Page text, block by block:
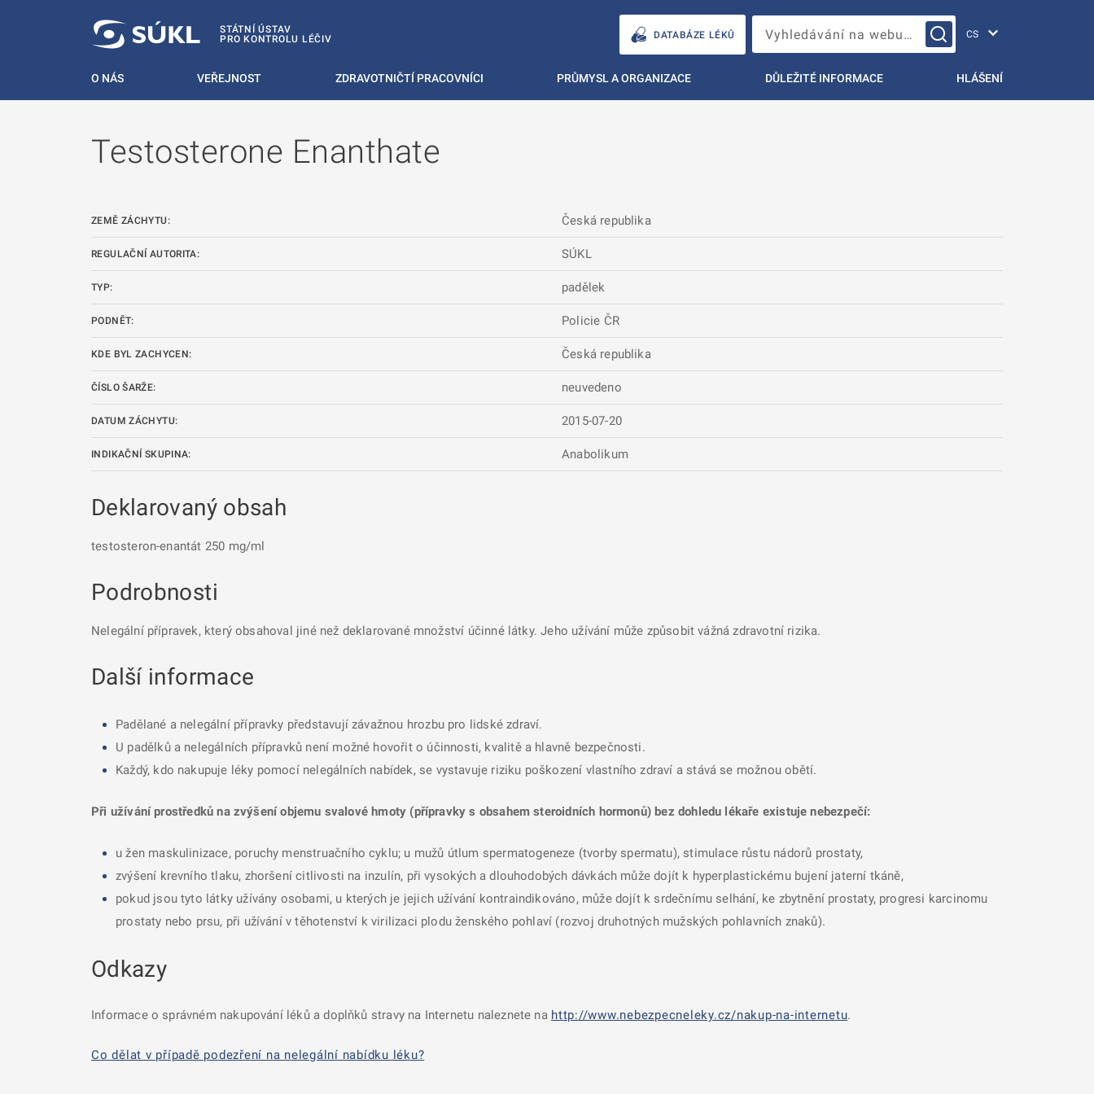
STÁTNÍ ÚSTAV
PRO KONTROLU LÉČIV
DATABÁZE LÉKŮ Vyhledávání na webu…
O NÁS VEŘEJNOST ZDRAVOTNIČTÍ PRACOVNÍCI PRŮMYSL A ORGANIZACE DŮLEŽITÉ INFORMACE HLÁŠENÍ
Testosterone Enanthate
ZEMĚ ZÁCHYTU: Česká republika
REGULAČNÍ AUTORITA: SÚKL
TYP: padělek
PODNĚT: Policie ČR
KDE BYL ZACHYCEN: Česká republika
ČÍSLO ŠARŽE: neuvedeno
DATUM ZÁCHYTU: 2015-07-20
INDIKAČNÍ SKUPINA: Anabolikum
Deklarovaný obsah
testosteron-enantát 250 mg/ml
Podrobnosti
Nelegální přípravek, který obsahoval jiné než deklarované množství účinné látky. Jeho užívání může způsobit vážná zdravotní rizika.
Další informace
Padělané a nelegální přípravky představují závažnou hrozbu pro lidské zdraví.
U padělků a nelegálních přípravků není možné hovořit o účinnosti, kvalitě a hlavně bezpečnosti.
Každý, kdo nakupuje léky pomocí nelegálních nabídek, se vystavuje riziku poškození vlastního zdraví a stává se možnou obětí.
Při užívání prostředků na zvýšení objemu svalové hmoty (přípravky s obsahem steroidních hormonů) bez dohledu lékaře existuje nebezpečí:
u žen maskulinizace, poruchy menstruačního cyklu; u mužů útlum spermatogeneze (tvorby spermatu), stimulace růstu nádorů prostaty,
zvýšení krevního tlaku, zhoršení citlivosti na inzulín, při vysokých a dlouhodobých dávkách může dojít k hyperplastickému bujení jaterní tkáně,
pokud jsou tyto látky užívány osobami, u kterých je jejich užívání kontraindikováno, může dojít k srdečnímu selhání, ke zbytnění prostaty, progresi karcinomu
prostaty nebo prsu, při užívání v těhotenství k virilizaci plodu ženského pohlaví (rozvoj druhotných mužských pohlavních znaků).
Odkazy
Informace o správném nakupování léků a doplňků stravy na Internetu naleznete na http://www.nebezpecneleky.cz/nakup-na-internetu.
Co dělat v případě podezření na nelegální nabídku léku?